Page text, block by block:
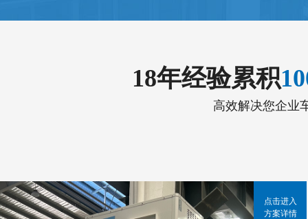
18年经验累积
高效解决您企业
点击进入
方案详情